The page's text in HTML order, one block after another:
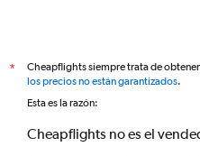
*
Cheapflights siempre trata de
los precios no están garantizados.
Esta es la razón:
Cheapflights no es el